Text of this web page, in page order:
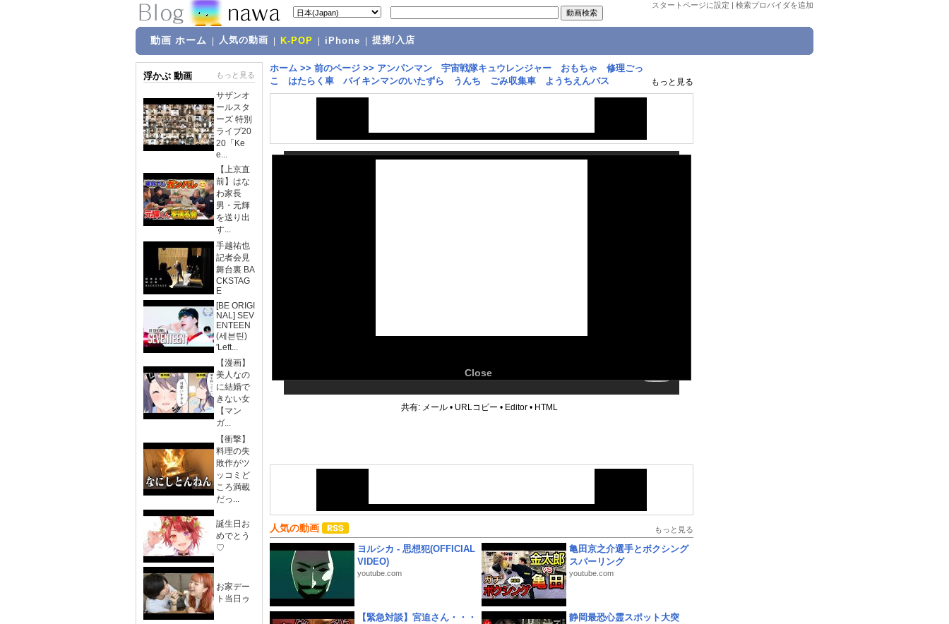
スタートページに設定 | 検索プロバイダを追加
動画 ホーム 人気の動画 K-POP iPhone 提携/入店
浮かぶ 動画 もっと見る
サザンオ
ールスタ
ーズ 特別
ライブ20
20「Ke
e...
【上京直
前】はな
わ家長
男・元輝
を送り出
す...
手越祐也
記者会見
舞台裏 BA
CKSTAG
E
[BE ORIGI
NAL] SEV
ENTEEN
(세븐틴)
'Left...
【漫画】
美人なの
に結婚で
きない女
【マン
ガ...
【衝撃】
料理の失
敗作がツ
ッコミど
ころ満載
だっ...
誕生日お
めでとう
♡
お家デー
ト当日ゥ
ホーム >> 前のページ >> アンパンマン 宇宙戦隊キュウレンジャー おもちゃ 修理ごっ
こ はたらく車 バイキンマンのいたずら うんち ごみ収集車 ようちえんバス
もっと見る
Close
共有: メール • URLコピー • Editor • HTML
人気の動画 もっと見る
ヨルシカ - 思想犯(OFFICIAL
VIDEO)
youtube.com
亀田京之介選手とボクシング
スパーリング
youtube.com
【緊急対談】宮迫さん・・・
静岡最恐心霊スポット大突